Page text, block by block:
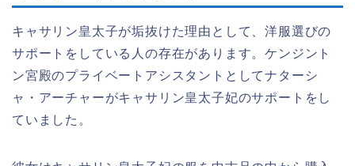
キャサリン皇太子が垢抜けた理由として、洋服選びの
サポートをしている人の存在があります。ケンジント
ン宮殿のプライベートアシスタントとしてナターシ
ャ・アーチャーがキャサリン皇太子妃のサポートをし
ていました。